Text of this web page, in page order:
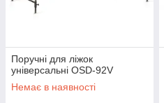
Поручні для ліжок
універсальні OSD-92V
Немає в наявності